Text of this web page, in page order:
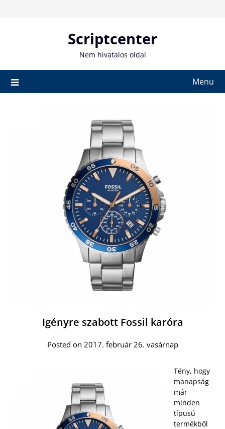
Scriptcenter
Nem hivatalos oldal
Menu
Igényre szabott Fossil karóra
Posted on 2017. február 26. vasárnap
Tény, hogy
manapság
már
minden
típusú
termékből